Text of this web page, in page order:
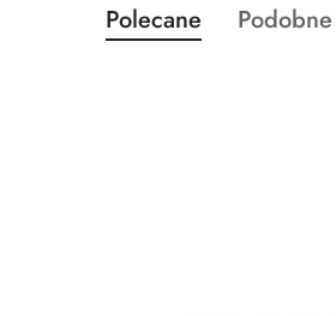
Pomiń karuzelę produktów
Produkty
o
Polecane
Produkty